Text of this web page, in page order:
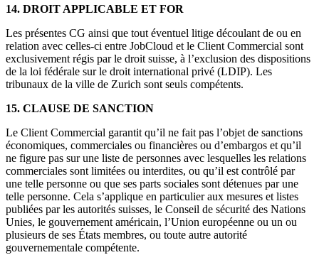
14. DROIT APPLICABLE ET FOR
Les présentes CG ainsi que tout éventuel litige découlant de ou en
relation avec celles-ci entre JobCloud et le Client Commercial sont
exclusivement régis par le droit suisse, à l’exclusion des dispositions
de la loi fédérale sur le droit international privé (LDIP). Les
tribunaux de la ville de Zurich sont seuls compétents.
15. CLAUSE DE SANCTION
Le Client Commercial garantit qu’il ne fait pas l’objet de sanctions
économiques, commerciales ou financières ou d’embargos et qu’il
ne figure pas sur une liste de personnes avec lesquelles les relations
commerciales sont limitées ou interdites, ou qu’il est contrôlé par
une telle personne ou que ses parts sociales sont détenues par une
telle personne. Cela s’applique en particulier aux mesures et listes
publiées par les autorités suisses, le Conseil de sécurité des Nations
Unies, le gouvernement américain, l’Union européenne ou un ou
plusieurs de ses États membres, ou toute autre autorité
gouvernementale compétente.